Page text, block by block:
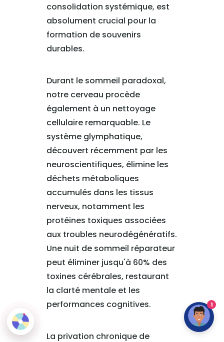
consolidation systémique, est
absolument crucial pour la
formation de souvenirs
durables.
Durant le sommeil paradoxal,
notre cerveau procède
également à un nettoyage
cellulaire remarquable. Le
système glymphatique,
découvert récemment par les
neuroscientifiques, élimine les
déchets métaboliques
accumulés dans les tissus
nerveux, notamment les
protéines toxiques associées
aux troubles neurodégénératifs.
Une nuit de sommeil réparateur
peut éliminer jusqu'à 60% des
toxines cérébrales, restaurant
la clarté mentale et les
performances cognitives.
La privation chronique de
1